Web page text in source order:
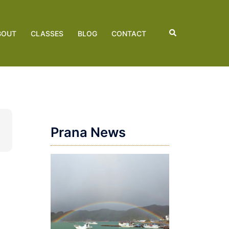
CLASSES BLOG CONTACT
検
索
Prana News